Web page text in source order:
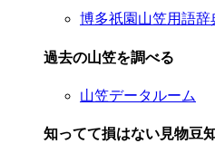
博多祇園山笠用語辞
過去の山笠を調べる
山笠データルーム
知ってて損はない見物豆